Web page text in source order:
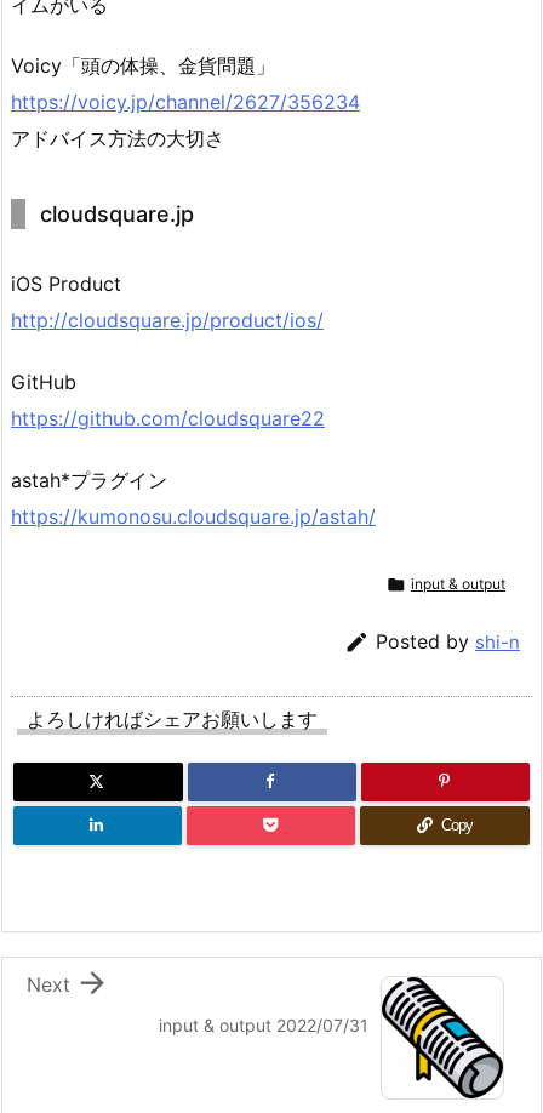
Voicy「頭の体操、金貨問題」
https://voicy.jp/channel/2627/356234
アドバイス方法の大切さ
cloudsquare.jp
iOS Product
http://cloudsquare.jp/product/ios/
GitHub
https://github.com/cloudsquare22
astah*プラグイン
https://kumonosu.cloudsquare.jp/astah/
 input & output
 Posted by shi-n
よろしければシェアお願いします
Copy
input & output 2022/07/31

Next